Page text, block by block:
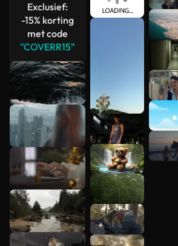
Exclusief:
-15% korting
met code
"COVERR15"